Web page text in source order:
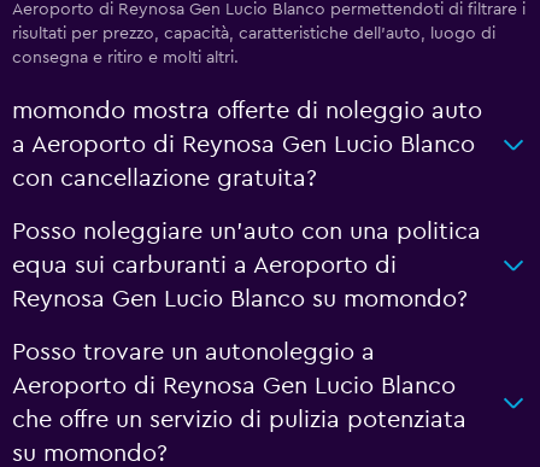
Aeroporto di Reynosa Gen Lucio Blanco permettendoti di filtrare i
risultati per prezzo, capacità, caratteristiche dell'auto, luogo di
consegna e ritiro e molti altri.
momondo mostra offerte di noleggio auto
a Aeroporto di Reynosa Gen Lucio Blanco
con cancellazione gratuita?
Posso noleggiare un'auto con una politica
equa sui carburanti a Aeroporto di
Reynosa Gen Lucio Blanco su momondo?
Posso trovare un autonoleggio a
Aeroporto di Reynosa Gen Lucio Blanco
che offre un servizio di pulizia potenziata
su momondo?